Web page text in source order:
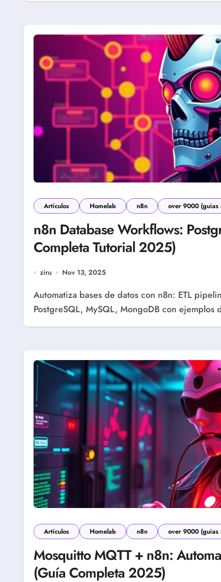
Artículos Homelab n8n over 9000 (guias
n8n Database Workflows:
Completa Tutorial 2025)
ziru Nov 13, 2025
Automatiza bases de datos con n8n: ETL pipelines, backups, sincronización. Tutorial completo
PostgreSQL, MySQL, MongoDB con ejemplos
Artículos Homelab n8n over 9000 (guias
Mosquitto MQTT + n8n:
(Guía Completa 2025)